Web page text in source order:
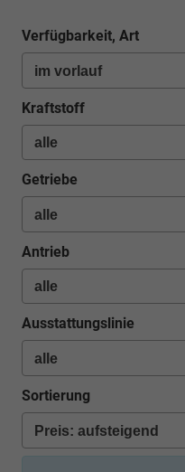
Verfügbarkeit, Art
Kraftstoff
Getriebe
Antrieb
Ausstattungslinie
Sortierung